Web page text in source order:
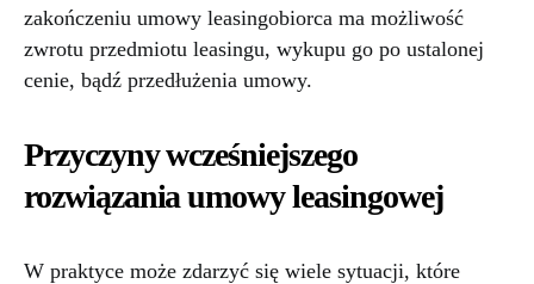
zakończeniu umowy leasingobiorca ma możliwość
zwrotu przedmiotu leasingu, wykupu go po ustalonej
cenie, bądź przedłużenia umowy.
Przyczyny wcześniejszego
rozwiązania umowy leasingowej
W praktyce może zdarzyć się wiele sytuacji, które